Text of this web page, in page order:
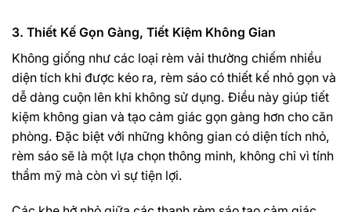
3. Thiết Kế Gọn Gàng, Tiết Kiệm Không Gian
Không giống như các loại rèm vải thường chiếm nhiều
diện tích khi được kéo ra, rèm sáo có thiết kế nhỏ gọn và
dễ dàng cuộn lên khi không sử dụng. Điều này giúp tiết
kiệm không gian và tạo cảm giác gọn gàng hơn cho căn
phòng. Đặc biệt với những không gian có diện tích nhỏ,
rèm sáo sẽ là một lựa chọn thông minh, không chỉ vì tính
thẩm mỹ mà còn vì sự tiện lợi.